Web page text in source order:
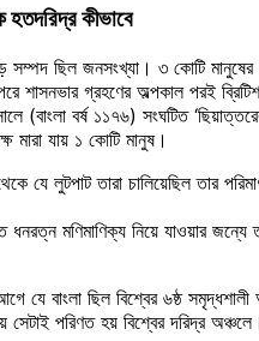
হতদরিদ্র কীভাবে
সম্পদ ছিল জনসংখ্যা। ৩ কোটি
শাসনভার গ্রহণের অল্পকাল পরই
(বাংলা বর্ষ ১১৭৬) সংঘটিত
মারা যায় ১ কোটি মানুষ।
যে লুটপাট তারা চালিয়েছিল তার
ধনরত্ন মণিমাণিক্য নিয়ে যাওয়ার জন্যে
যে বাংলা ছিল বিশ্বের ৬ষ্ঠ
সেটাই পরিণত হয় বিশ্বের দরিদ্র অঞ্চলে।